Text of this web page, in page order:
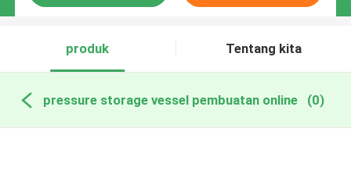
produk Tentang kita
pressure storage vessel pembuatan online (0)